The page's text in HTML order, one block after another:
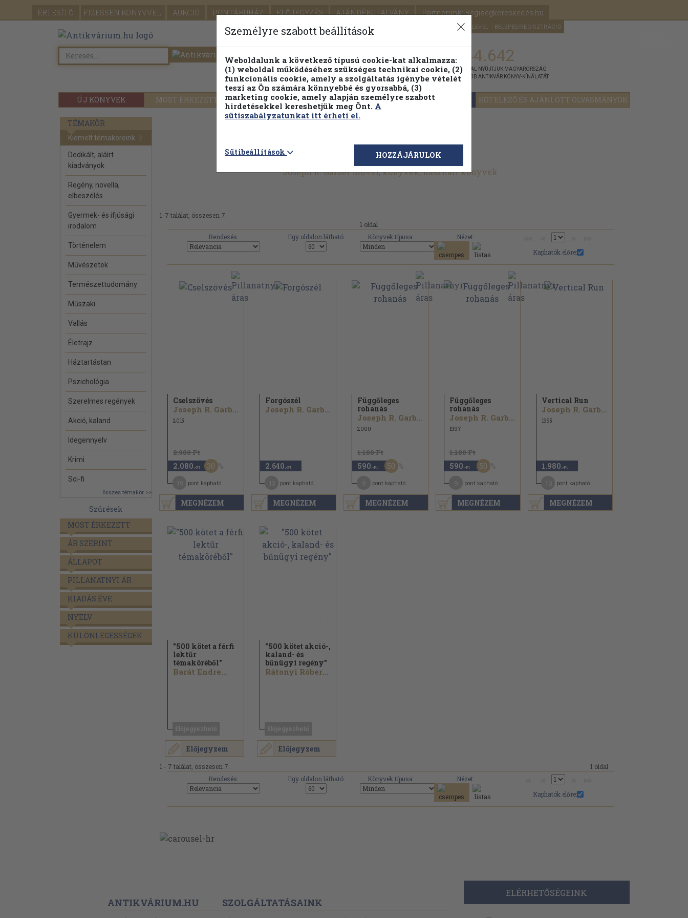
ÉRTESÍTŐ FIZESSEN KÖNYVVEL! AUKCIÓ PONTÁRUHÁZ ELŐJEGYZÉS AJÁNDÉKUTALVÁNY Partnerünk: Régiségkereskedés.hu
SEGÍTSÉG HÍRLEVÉL BELÉPÉS/REGISZTRÁCIÓ
ÚJ KÖNYVEK MOST ÉRKEZETT PILLANATNYI ÁRAINK FENNTARTHATÓ OLVASMÁNYOK KÖTELEZŐ ÉS AJÁNLOTT OLVASMÁNYOK
Részletes kereső Témaköri fa 1.144.642
KIADVÁNNYAL NYÚJTJUK MAGYARORSZÁG
LEGNAGYOBB ANTIKVÁR KÖNYV-KÍNÁLATÁT
TÉMAKÖR
Kiemelt témaköreink
Dedikált, aláírt
kiadványok
Regény, novella,
elbeszélés
Gyermek- és ifjúsági
irodalom
Történelem
Művészetek
Természettudomány
Műszaki
Vallás
Életrajz
Háztartástan
Pszichológia
Szerelmes regények
Akció, kaland
Idegennyelv
Krimi
Sci-fi
összes témakör >>
Szűrések
MOST ÉRKEZETT
ÁR SZERINT
ÁLLAPOT
PILLANATNYI ÁR
KIADÁS ÉVE
NYELV
KÜLÖNLEGESSÉGEK
Joseph R. Garber művei, könyvek, használt könyvek
1-7 találat, összesen 7.
1 oldal
Rendezés:
Egy oldalon látható: Könyvek típusa:
Nézet:
Kaphatók előre:
MEGNÉZEM
Cselszövés
Joseph R. Garber
2015
2.980 Ft
2.080 ,-Ft 30
pont kapható
MEGNÉZEM
Forgószél
Joseph R. Garber
2.640 ,-Ft
pont kapható
MEGNÉZEM
Függőleges
rohanás
Joseph R. Garber
2000
1.180 Ft
590 ,-Ft 50
pont kapható
MEGNÉZEM
Függőleges
rohanás
Joseph R. Garber
1997
1.180 Ft
590 ,-Ft 50
pont kapható
MEGNÉZEM
Vertical Run
Joseph R. Garber
1995
1.980 ,-Ft
pont kapható
Előjegyzem
"500 kötet a férfi
lektűr
témaköréből"
Barát Endre...
Előjegyzem
"500 kötet akció-,
kaland- és
bűnügyi regény"
Rátonyi Róbert...
1 - 7 találat, összesen 7.
1 oldal
Rendezés:
Egy oldalon látható: Könyvek típusa:
Nézet:
Kaphatók előre:
ANTIKVÁRIUM.HU SZOLGÁLTATÁSAINK
ELÉRHETŐSÉGEINK
Személyre szabott beállítások
Weboldalunk a következő típusú cookie-kat alkalmazza:
(1) weboldal működéséhez szükséges technikai cookie, (2)
funkcionális cookie, amely a szolgáltatás igénybe vételét
teszi az Ön számára könnyebbé és gyorsabbá, (3)
marketing cookie, amely alapján személyre szabott
hirdetésekkel kereshetjük meg Önt. A
sütiszabályzatunkat itt érheti el.
Sütibeállítások HOZZÁJÁRULOK